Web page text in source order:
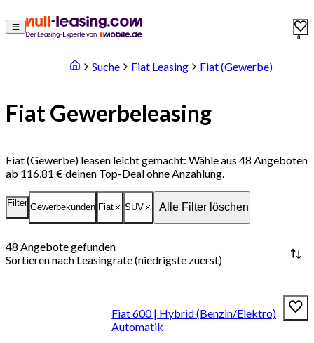
0
Suche Fiat Leasing Fiat (Gewerbe)
Fiat Gewerbeleasing
Fiat (Gewerbe) leasen leicht gemacht: Wähle aus 48 Angeboten
ab 116,81 € deinen Top-Deal ohne Anzahlung.
Filter Gewerbekunden Fiat SUV Alle Filter löschen
48 Angebote gefunden
Sortieren nach Leasingrate (niedrigste zuerst)
Fiat 600 | Hybrid (Benzin/Elektro)
Automatik